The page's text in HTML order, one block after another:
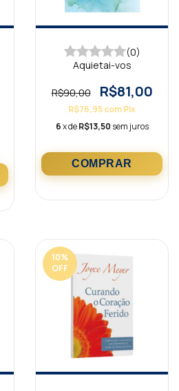
(0)
Aquietai-vos
R$90,00 R$81,00
R$76,95comPix
6x deR$13,50 sem juros
10%
OFF